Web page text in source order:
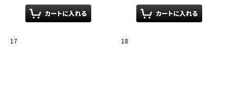
17 18